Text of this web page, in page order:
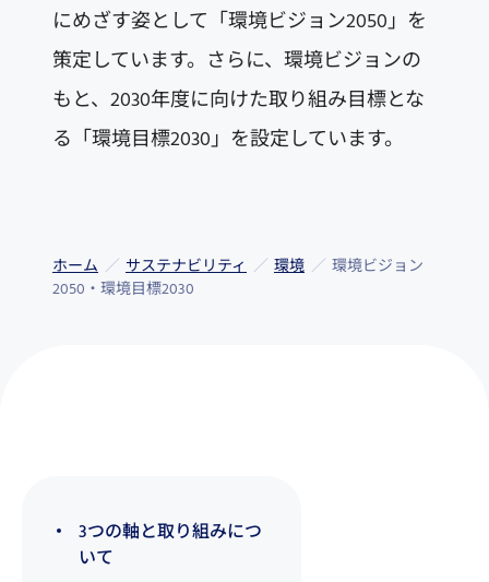
にめざす姿として「環境ビジョン2050」を
策定しています。さらに、環境ビジョンの
もと、2030年度に向けた取り組み目標とな
る「環境目標2030」を設定しています。
ホーム サステナビリティ 環境
環境ビジョン
2050・環境目標2030
3つの軸と取り組みにつ
いて